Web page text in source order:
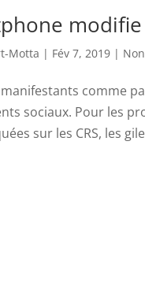
Motta | Fév 7, 2019 |
comme
sociaux. Pour les
sur les CRS, les